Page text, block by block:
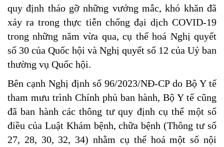
quy định tháo gỡ những vướng mắc, khó khăn đã
xảy ra trong thực tiễn chống đại dịch COVID-19
trong những năm vừa qua, cụ thể hoá Nghị quyết
số 30 của Quốc hội và Nghị quyết số 12 của Uỷ ban
thường vụ Quốc hội.
Bên cạnh Nghị định số 96/2023/NĐ-CP do Bộ Y tế
tham mưu trình Chính phủ ban hành, Bộ Y tế cũng
đã ban hành các thông tư quy định cụ thể một số
điều của Luật Khám bệnh, chữa bệnh (Thông tư số
27, 28, 30, 32, 34) nhằm cụ thể hoá một số nội